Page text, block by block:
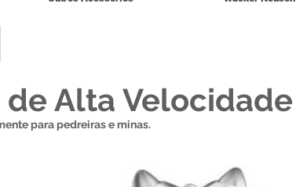
Alta Velocidade
para pedreiras e minas.